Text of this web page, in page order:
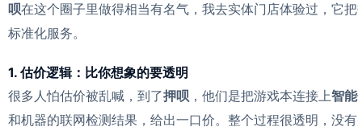
呗在这个圈子里做得相当有名气，我去实体门店体验过，它
标准化服务。
1. 估价逻辑：比你想象的要透明
很多人怕估价被乱喊，到了押呗 ，他们是把游戏本连接上智
和机器的联网检测结果，给出一口价。整个过程很透明，没